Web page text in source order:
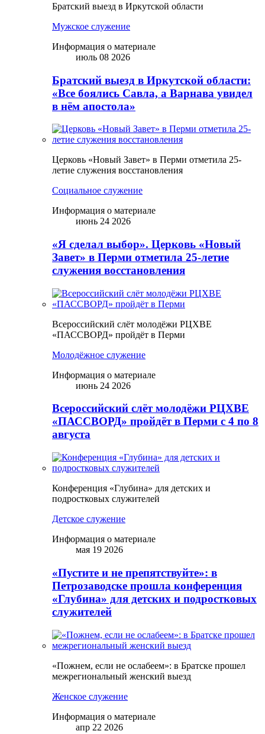
Братский выезд в Иркутской области
Мужское служение
Информация о материале
июль 08 2026
Братский выезд в Иркутской области:
«Все боялись Савла, а Варнава увидел
в нём апостола»
Церковь «Новый Завет» в Перми отметила 25-
летие служения восстановления
Социальное служение
Информация о материале
июнь 24 2026
«Я сделал выбор». Церковь «Новый
Завет» в Перми отметила 25-летие
служения восстановления
Всероссийский слёт молодёжи РЦХВЕ
«ПАССВОРД» пройдёт в Перми
Молодёжное служение
Информация о материале
июнь 24 2026
Всероссийский слёт молодёжи РЦХВЕ
«ПАССВОРД» пройдёт в Перми с 4 по 8
августа
Конференция «Глубина» для детских и
подростковых служителей
Детское служение
Информация о материале
мая 19 2026
«Пустите и не препятствуйте»: в
Петрозаводске прошла конференция
«Глубина» для детских и подростковых
служителей
«Пожнем, если не ослабеем»: в Братске прошел
межрегиональный женский выезд
Женское служение
Информация о материале
апр 22 2026